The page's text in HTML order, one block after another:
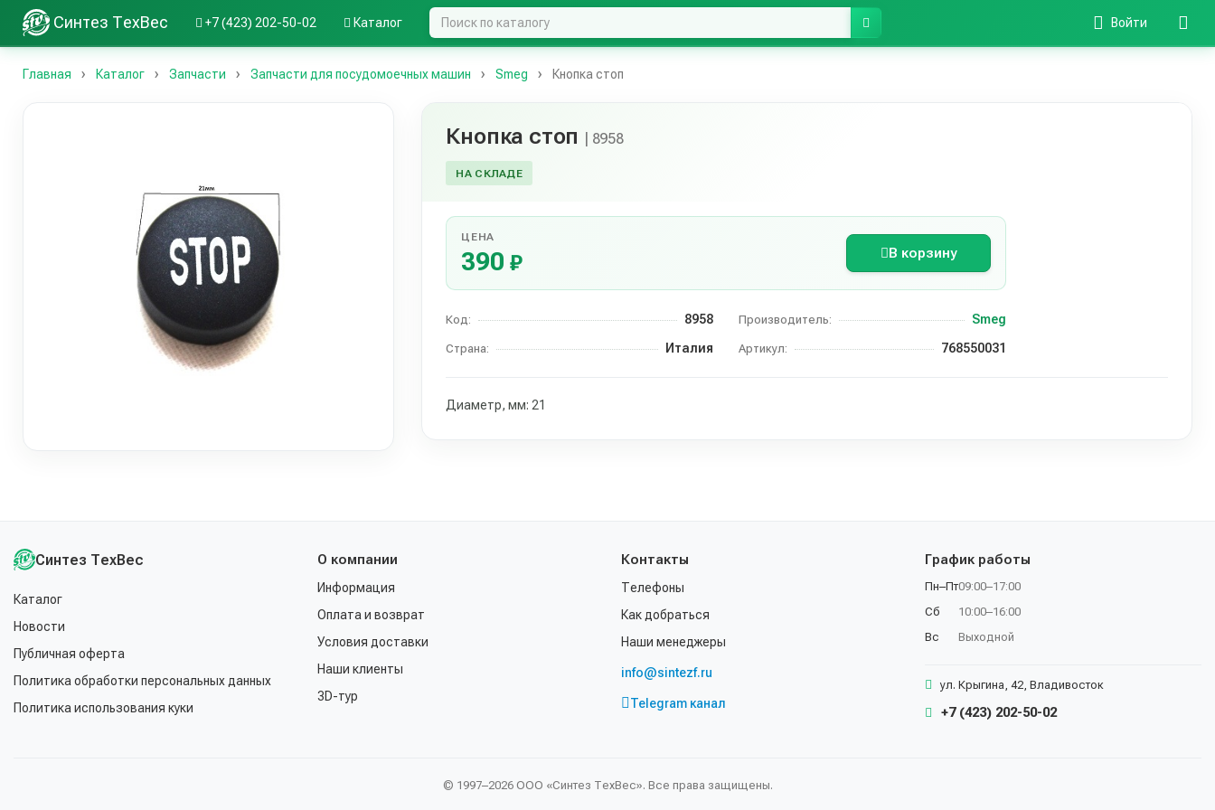
Синтез ТехВес +7 (423) 202-50-02 Каталог Войти
Главная Каталог Запчасти Запчасти для посудомоечных машин Smeg Кнопка стоп
Кнопка стоп | 8958
НА СКЛАДЕ
ЦЕНА
390₽ В корзину
Код: 8958 Производитель: Smeg
Страна: Италия Артикул: 768550031
Диаметр, мм: 21
Синтез ТехВес
Каталог
Новости
Публичная оферта
Политика обработки персональных данных
Политика использования куки
О компании
Информация
Оплата и возврат
Условия доставки
Наши клиенты
3D-тур
Контакты
Телефоны
Как добраться
Наши менеджеры
info@sintezf.ru
Telegram канал
График работы
Пн–Пт
Сб
Вс
09:00–17:00
10:00–16:00
Выходной
ул. Крыгина, 42, Владивосток
+7 (423) 202-50-02
© 1997–2026 ООО «Синтез ТехВес». Все права защищены.